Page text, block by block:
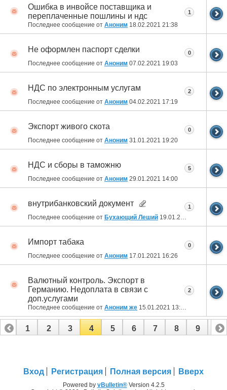
Ошибка в инвойсе поставщика и
переплаченные пошлины и ндс
Последнее сообщение от Аноним 18.02.2021 21:38
1
Не оформлен паспорт сделки
Последнее сообщение от Аноним 07.02.2021 19:03
0
НДС по электронным услугам
Последнее сообщение от Аноним 04.02.2021 17:19
2
Экспорт живого скота
Последнее сообщение от Аноним 31.01.2021 19:20
0
НДС и сборы в таможню
Последнее сообщение от Аноним 29.01.2021 14:00
5
внутрибанковский документ
Последнее сообщение от Бухающий Леший 19.01.2021
1
Импорт табака
Последнее сообщение от Аноним 17.01.2021 16:26
0
Валютный контроль. Экспорт в
Германию. Недоплата в связи с
доп.услугами
Последнее сообщение от Аноним же 15.01.2021 13:35
2
1 2 3 4 5 6 7 8 9 10
Вход Регистрация Полная версия Вверх
Powered by vBulletin®Version 4.2.5